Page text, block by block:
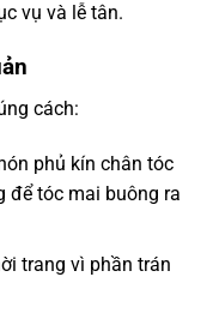
vụ và lễ tân.
cách:
phủ kín chân tóc
để tóc mai buông ra
trang vì phần trán